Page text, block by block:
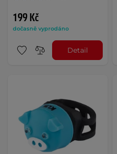
199 Kč
dočasně vyprodáno
Detail